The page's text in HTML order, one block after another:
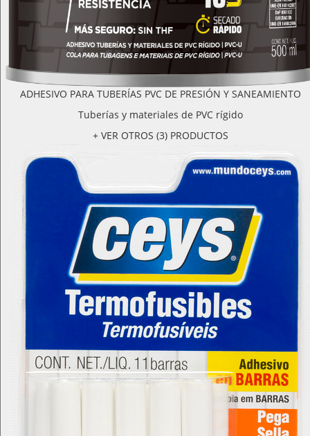
ADHESIVO PARA TUBERÍAS PVC DE PRESIÓN Y SANEAMIENTO
Tuberías y materiales de PVC rígido
+ VER OTROS (3) PRODUCTOS